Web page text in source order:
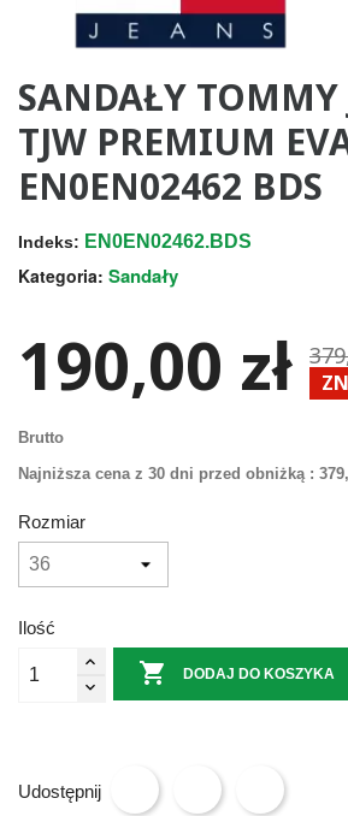
SANDAŁY TOMMY
TJW PREMIUM
EN0EN02462 BDS
Indeks: EN0EN02462.BDS
Kategoria: Sandały
190,00 zł
Brutto
Najniższa cena z 30 dni przed obniżką :
Rozmiar
Ilość
 DODAJ DO KOSZYKA
Udostępnij